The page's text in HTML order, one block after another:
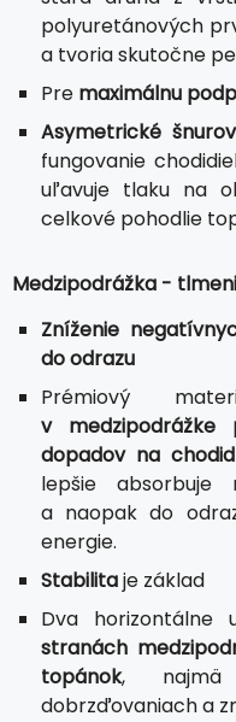
polyuretánových
a tvoria skutočne
Pre maximálnu
Asymetrické
fungovanie
uľavuje tlaku na
celkové pohodlie
Medzipodrážka -
Zníženie
do odrazu
Prémiový
v
dopadov na
lepšie
a naopak do
energie.
Stabilitaje základ
Dva horizontálne
stranách
topánok, najmä
dobrzďovaniach a